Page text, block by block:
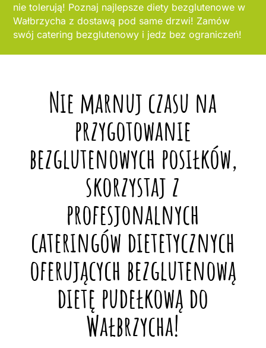
nie tolerują! Poznaj najlepsze diety bezglutenowe w
Wałbrzycha z dostawą pod same drzwi! Zamów
swój catering bezglutenowy i jedz bez ograniczeń!
Nie marnuj czasu na
przygotowanie
bezglutenowych posiłków,
skorzystaj z
profesjonalnych
cateringów dietetycznych
oferujących bezglutenową
dietę pudełkową do
Wałbrzycha!